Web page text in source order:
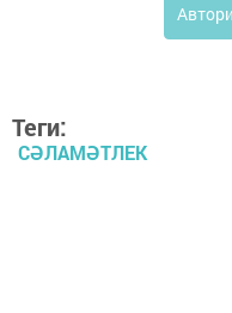
Теги:
СӘЛАМӘТЛЕК